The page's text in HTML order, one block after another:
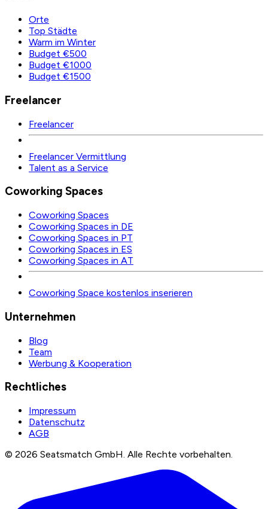
Orte
Top Städte
Warm im Winter
Budget €500
Budget €1000
Budget €1500
Freelancer
Freelancer
Freelancer Vermittlung
Talent as a Service
Coworking Spaces
Coworking Spaces
Coworking Spaces in DE
Coworking Spaces in PT
Coworking Spaces in ES
Coworking Spaces in AT
Coworking Space kostenlos inserieren
Unternehmen
Blog
Team
Werbung & Kooperation
Rechtliches
Impressum
Datenschutz
AGB
© 2026 Seatsmatch GmbH. Alle Rechte vorbehalten.